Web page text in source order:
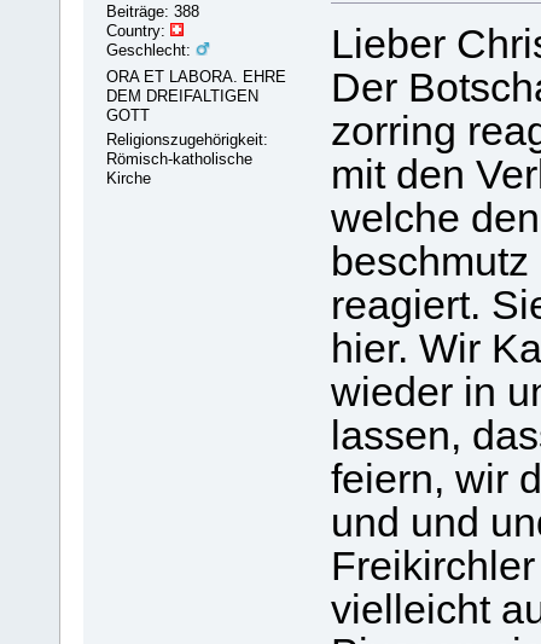
Beiträge: 388
Country:
Geschlecht:
ORA ET LABORA. EHRE
DEM DREIFALTIGEN
GOTT
Religionszugehörigkeit:
Römisch-katholische
Kirche
Lieber
Der
zorring
mit den
welche
reagiert.
hier. Wir
wieder in
lassen,
feiern, wir
und und
vielleicht